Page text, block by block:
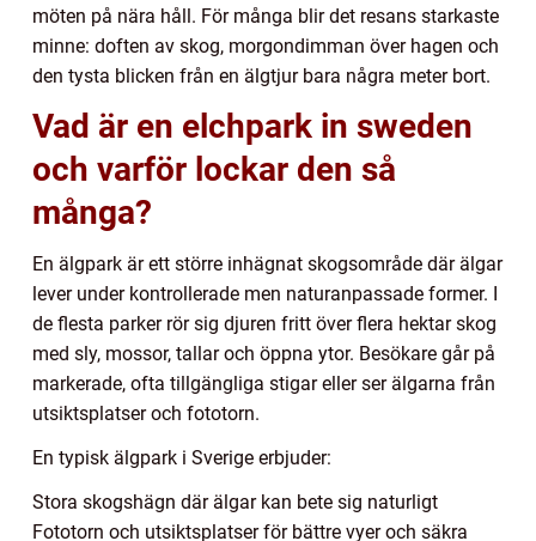
möten på nära håll. För många blir det resans starkaste
minne: doften av skog, morgondimman över hagen och
den tysta blicken från en älgtjur bara några meter bort.
Vad är en elchpark in sweden
och varför lockar den så
många?
En älgpark är ett större inhägnat skogsområde där älgar
lever under kontrollerade men naturanpassade former. I
de flesta parker rör sig djuren fritt över flera hektar skog
med sly, mossor, tallar och öppna ytor. Besökare går på
markerade, ofta tillgängliga stigar eller ser älgarna från
utsiktsplatser och fototorn.
En typisk älgpark i Sverige erbjuder:
Stora skogshägn där älgar kan bete sig naturligt
Fototorn och utsiktsplatser för bättre vyer och säkra